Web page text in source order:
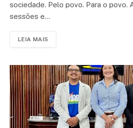
sociedade. Pelo povo. Para o povo.
sessões e…
LEIA MAIS